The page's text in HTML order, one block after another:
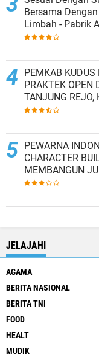
Bersama
Limbah - Pabrik
Penampungan Air
PEMKAB KUDUS RESMI
PRAKTEK OPEN
TANJUNG REJO,
PEWARNA
CHARACTER
MEMBANGUN
BERINTEGRITAS
JELAJAHI
AGAMA
BERITA NASIONAL
BERITA TNI
FOOD
HEALT
MUDIK